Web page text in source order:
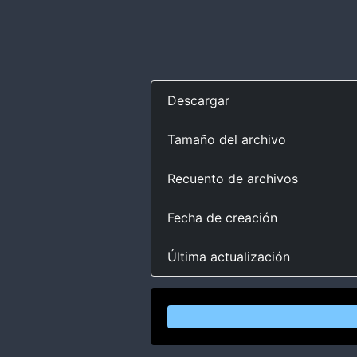
Descargar
Tamaño del archivo
Recuento de archivos
Fecha de creación
Última actualización